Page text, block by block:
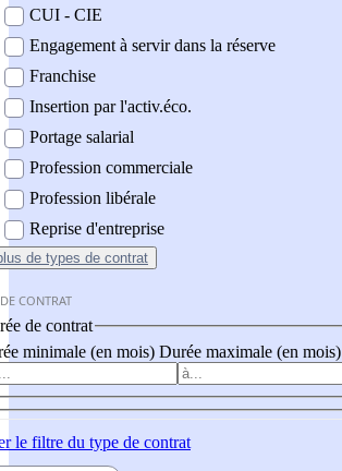
CUI - CIE
Engagement à servir dans la réserve
Franchise
Insertion par l'activ.éco.
Portage salarial
Profession commerciale
Profession libérale
Reprise d'entreprise
de types de contrat
CONTRAT
de contrat
minimale (en mois) Durée maximale (en mois)
le filtre du type de contrat